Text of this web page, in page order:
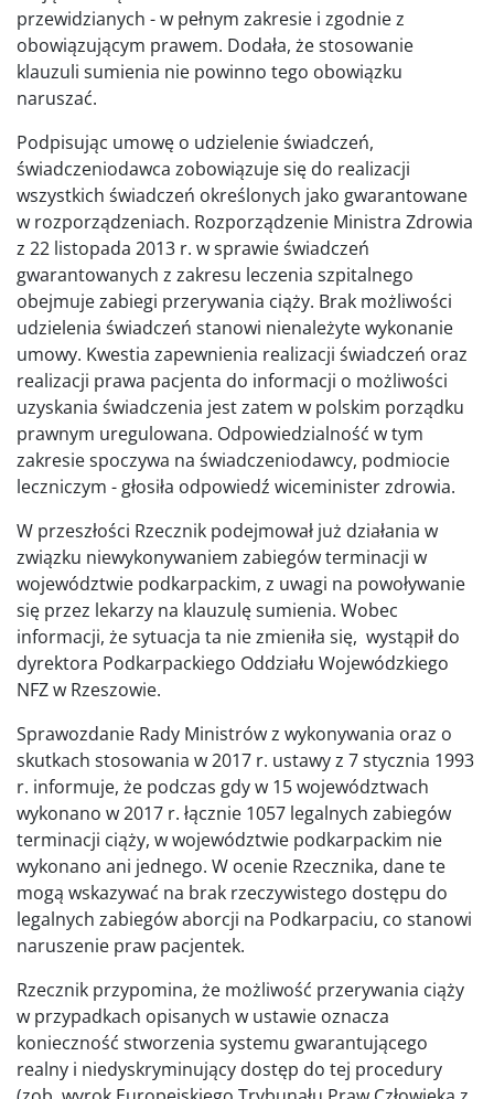
przewidzianych - w pełnym zakresie i zgodnie z
obowiązującym prawem. Dodała, że stosowanie
klauzuli sumienia nie powinno tego obowiązku
naruszać.
Podpisując umowę o udzielenie świadczeń,
świadczeniodawca zobowiązuje się do realizacji
wszystkich świadczeń określonych jako gwarantowane
w rozporządzeniach. Rozporządzenie Ministra Zdrowia
z 22 listopada 2013 r. w sprawie świadczeń
gwarantowanych z zakresu leczenia szpitalnego
obejmuje zabiegi przerywania ciąży. Brak możliwości
udzielenia świadczeń stanowi nienależyte wykonanie
umowy. Kwestia zapewnienia realizacji świadczeń oraz
realizacji prawa pacjenta do informacji o możliwości
uzyskania świadczenia jest zatem w polskim porządku
prawnym uregulowana. Odpowiedzialność w tym
zakresie spoczywa na świadczeniodawcy, podmiocie
leczniczym - głosiła odpowiedź wiceminister zdrowia.
W przeszłości Rzecznik podejmował już działania w
związku niewykonywaniem zabiegów terminacji w
województwie podkarpackim, z uwagi na powoływanie
się przez lekarzy na klauzulę sumienia. Wobec
informacji, że sytuacja ta nie zmieniła się, wystąpił do
dyrektora Podkarpackiego Oddziału Wojewódzkiego
NFZ w Rzeszowie.
Sprawozdanie Rady Ministrów z wykonywania oraz o
skutkach stosowania w 2017 r. ustawy z 7 stycznia 1993
r. informuje, że podczas gdy w 15 województwach
wykonano w 2017 r. łącznie 1057 legalnych zabiegów
terminacji ciąży, w województwie podkarpackim nie
wykonano ani jednego. W ocenie Rzecznika, dane te
mogą wskazywać na brak rzeczywistego dostępu do
legalnych zabiegów aborcji na Podkarpaciu, co stanowi
naruszenie praw pacjentek.
Rzecznik przypomina, że możliwość przerywania ciąży
w przypadkach opisanych w ustawie oznacza
konieczność stworzenia systemu gwarantującego
realny i niedyskryminujący dostęp do tej procedury